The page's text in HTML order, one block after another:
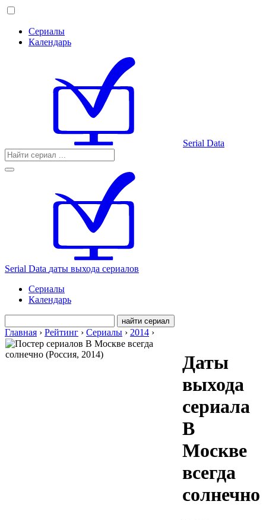
Сериалы
Календарь
Serial Data
Serial Data даты выхода сериалов
Сериалы
Календарь
Главная › Рейтинг › Сериалы › 2014 ›
Даты
выхода
сериала
В
Москве
всегда
солнечно